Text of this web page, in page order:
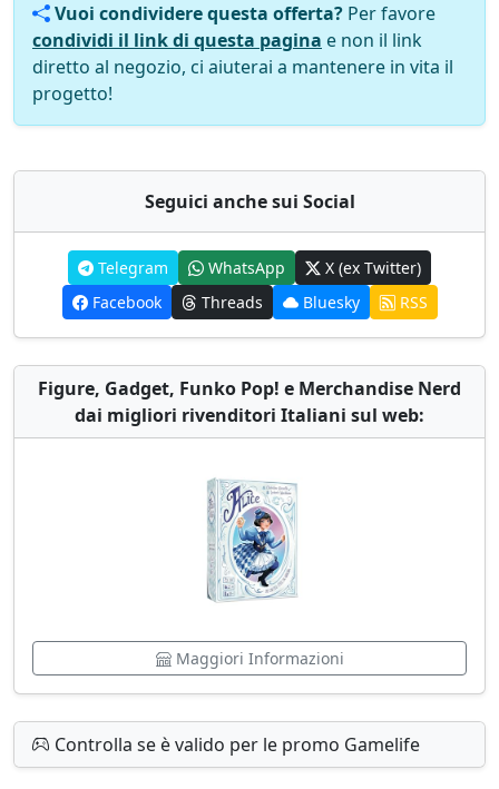
Vuoi condividere questa offerta? Per favore
condividi il link di questa pagina e non il link
diretto al negozio, ci aiuterai a mantenere in vita il
progetto!
Seguici anche sui Social
Telegram WhatsApp
X (ex Twitter)
Facebook
Threads Bluesky RSS
Figure, Gadget, Funko Pop! e Merchandise Nerd
dai migliori rivenditori Italiani sul web:
Maggiori Informazioni
Controlla se è valido per le promo Gamelife